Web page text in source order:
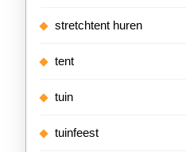
stretchtent huren
tent
tuin
tuinfeest